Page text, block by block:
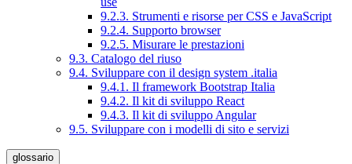
9.2.3. Strumenti e risorse per CSS e JavaScript
9.2.4. Supporto browser
9.2.5. Misurare le prestazioni
9.3. Catalogo del riuso
9.4. Sviluppare con il design system .italia
9.4.1. Il framework Bootstrap Italia
9.4.2. Il kit di sviluppo React
9.4.3. Il kit di sviluppo Angular
9.5. Sviluppare con i modelli di sito e servizi
glossario